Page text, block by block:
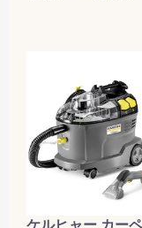
ケルヒャー カー